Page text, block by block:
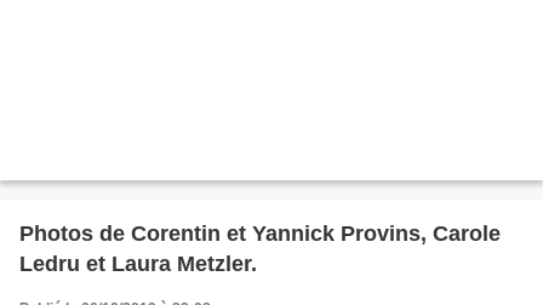
Photos de Corentin et Yannick Provins, Carole
Ledru et Laura Metzler.